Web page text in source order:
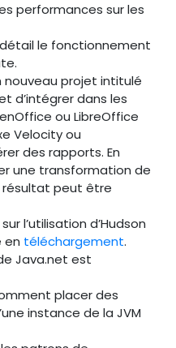
performances sur les
le fonctionnement
nouveau projet intitulé
d’intégrer dans les
ou LibreOffice
Velocity ou
des rapports. En
une transformation de
résultat peut être
l’utilisation d’Hudson
en téléchargement.
Java.net est
placer des
instance de la JVM